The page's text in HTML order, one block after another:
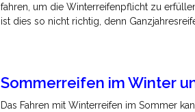
fahren, um die Winterreifenpflicht zu
ist dies so nicht richtig, denn
Sommerreifen im Winter
Das Fahren mit Winterreifen im Sommer